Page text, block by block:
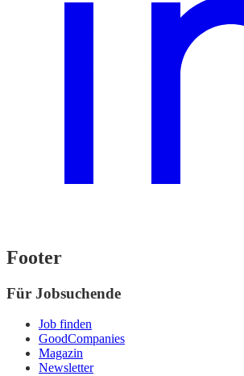
Footer
Für Jobsuchende
Job finden
GoodCompanies
Magazin
Newsletter